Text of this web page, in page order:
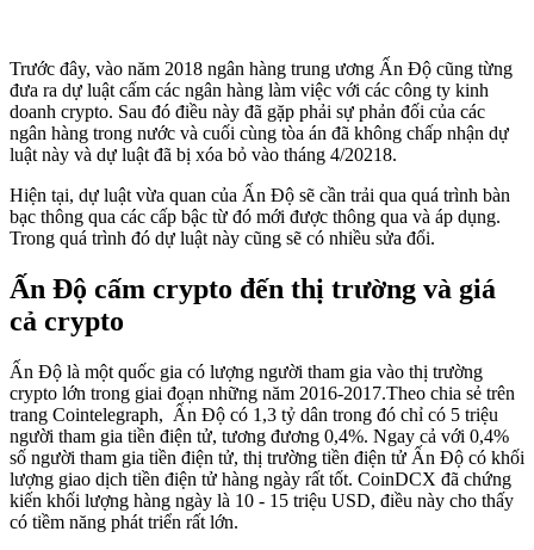
Trước đây, vào năm 2018 ngân hàng trung ương Ấn Độ cũng từng
đưa ra dự luật cấm các ngân hàng làm việc với các công ty kinh
doanh crypto. Sau đó điều này đã gặp phải sự phản đối của các
ngân hàng trong nước và cuối cùng tòa án đã không chấp nhận dự
luật này và dự luật đã bị xóa bỏ vào tháng 4/20218.
Hiện tại, dự luật vừa quan của Ấn Độ sẽ cần trải qua quá trình bàn
bạc thông qua các cấp bậc từ đó mới được thông qua và áp dụng.
Trong quá trình đó dự luật này cũng sẽ có nhiều sửa đổi.
Ấn Độ cấm crypto đến thị trường và giá
cả crypto
Ấn Độ là một quốc gia có lượng người tham gia vào thị trường
crypto lớn trong giai đoạn những năm 2016-2017.Theo chia sẻ trên
trang Cointelegraph, Ấn Độ có 1,3 tỷ dân trong đó chỉ có 5 triệu
người tham gia tiền điện tử, tương đương 0,4%. Ngay cả với 0,4%
số người tham gia tiền điện tử, thị trường tiền điện tử Ấn Độ có khối
lượng giao dịch tiền điện tử hàng ngày rất tốt. CoinDCX đã chứng
kiến khối lượng hàng ngày là 10 - 15 triệu USD, điều này cho thấy
có tiềm năng phát triển rất lớn.